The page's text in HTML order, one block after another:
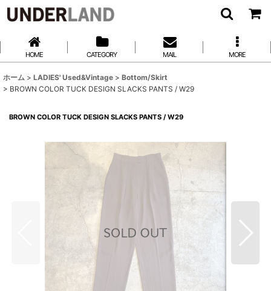
HOME CATEGORY MAIL MORE
ホーム > LADIES' Used&Vintage > Bottom/Skirt
> BROWN COLOR TUCK DESIGN SLACKS PANTS / W29
BROWN COLOR TUCK DESIGN SLACKS PANTS / W29